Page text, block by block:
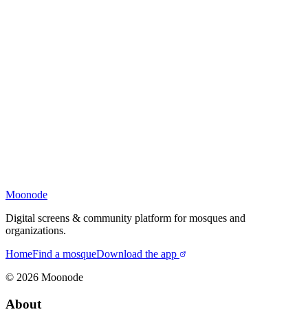
Moonode
Digital screens & community platform for mosques and
organizations.
HomeFind a mosqueDownload the app
© 2026 Moonode
About